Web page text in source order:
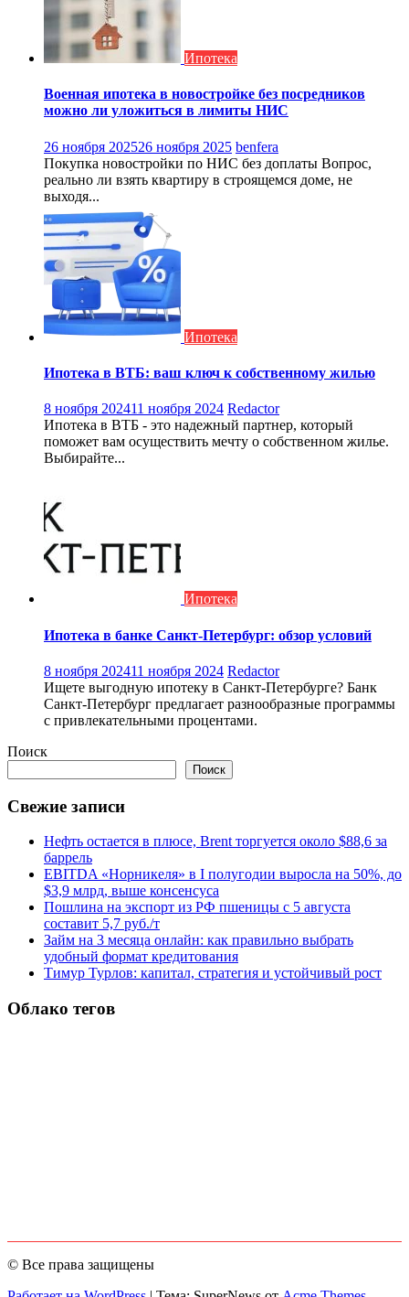
Ипотека
Военная ипотека в новостройке без посредников
можно ли уложиться в лимиты НИС
26 ноября 202526 ноября 2025 benfera
Покупка новостройки по НИС без доплаты Вопрос,
реально ли взять квартиру в строящемся доме, не
выходя...
Ипотека
Ипотека в ВТБ: ваш ключ к собственному жилью
8 ноября 202411 ноября 2024 Redactor
Ипотека в ВТБ - это надежный партнер, который
поможет вам осуществить мечту о собственном жилье.
Выбирайте...
Ипотека
Ипотека в банке Санкт-Петербург: обзор условий
8 ноября 202411 ноября 2024 Redactor
Ищете выгодную ипотеку в Санкт-Петербурге? Банк
Санкт-Петербург предлагает разнообразные программы
с привлекательными процентами.
Поиск
Поиск
Свежие записи
Нефть остается в плюсе, Brent торгуется около $88,6 за
баррель
EBITDA «Норникеля» в I полугодии выросла на 50%, до
$3,9 млрд, выше консенсуса
Пошлина на экспорт из РФ пшеницы с 5 августа
составит 5,7 руб./т
Займ на 3 месяца онлайн: как правильно выбрать
удобный формат кредитования
Тимур Турлов: капитал, стратегия и устойчивый рост
Облако тегов
© Все права защищены